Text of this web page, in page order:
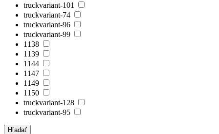
truckvariant-101
truckvariant-74
truckvariant-96
truckvariant-99
1138
1139
1144
1147
1149
1150
truckvariant-128
truckvariant-95
Hľadať